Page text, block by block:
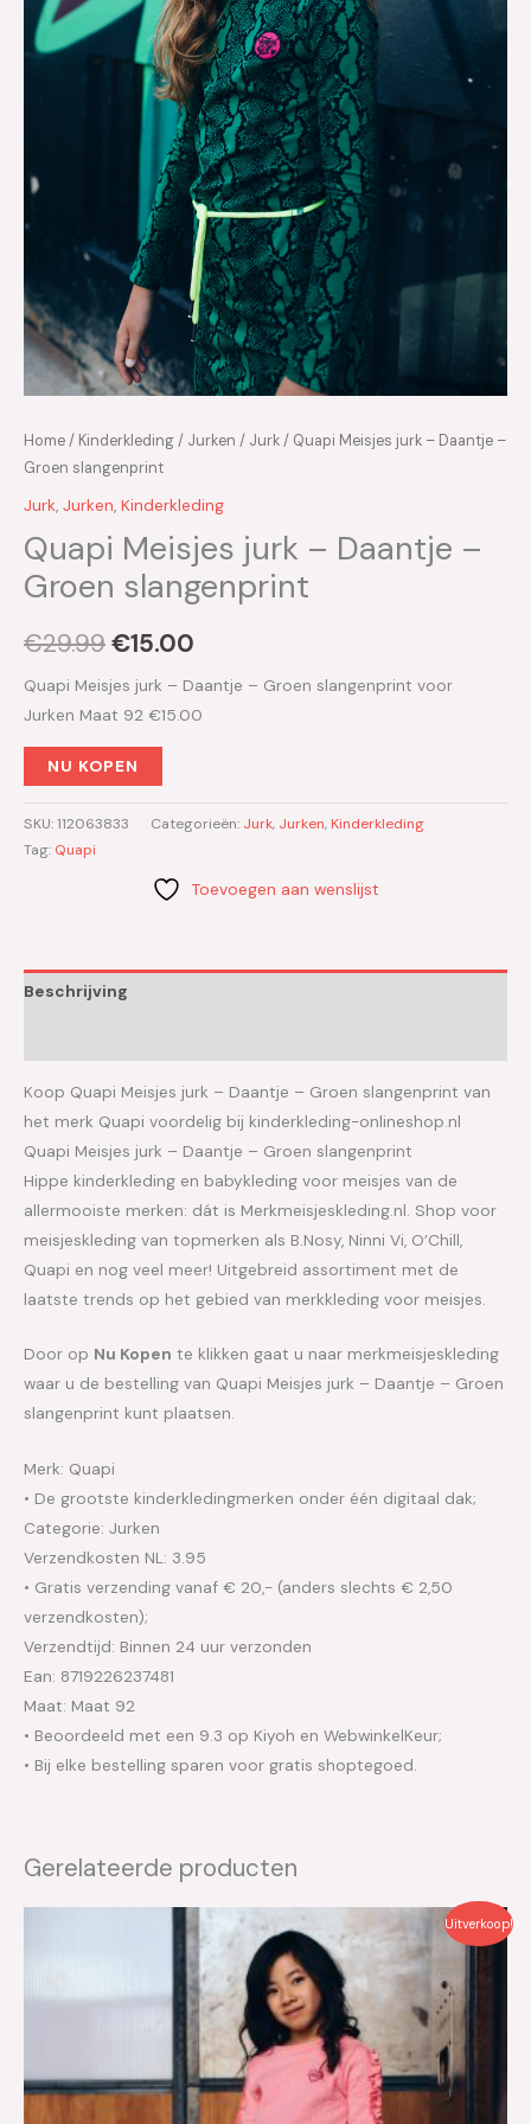
Home/ Kinderkleding/ Jurken / Jurk/ Quapi Meisjes jurk – Daantje –
Groen slangenprint
Jurk, Jurken, Kinderkleding
Quapi Meisjes jurk – Daantje –
Groen slangenprint
€29.99€15.00
Quapi Meisjes jurk – Daantje – Groen slangenprint voor
Jurken Maat 92 €15.00
NU KOPEN
SKU:112063833 Categorieën: Jurk, Jurken, Kinderkleding
Tag: Quapi
Toevoegen aan wenslijst
Beschrijving
Koop Quapi Meisjes jurk – Daantje – Groen slangenprint van
het merk Quapi voordelig bij kinderkleding-onlineshop.nl
Quapi Meisjes jurk – Daantje – Groen slangenprint
Hippe kinderkleding en babykleding voor meisjes van de
allermooiste merken: dát is Merkmeisjeskleding.nl. Shop voor
meisjeskleding van topmerken als B.Nosy, Ninni Vi, O’Chill,
Quapi en nog veel meer! Uitgebreid assortiment met de
laatste trends op het gebied van merkkleding voor meisjes.
Door op Nu Kopen te klikken gaat u naar merkmeisjeskleding
waar u de bestelling van Quapi Meisjes jurk – Daantje – Groen
slangenprint kunt plaatsen.
Merk: Quapi
• De grootste kinderkledingmerken onder één digitaal dak;
Categorie: Jurken
Verzendkosten NL: 3.95
• Gratis verzending vanaf € 20,- (anders slechts € 2,50
verzendkosten);
Verzendtijd: Binnen 24 uur verzonden
Ean: 8719226237481
Maat: Maat 92
• Beoordeeld met een 9.3 op Kiyoh en WebwinkelKeur;
• Bij elke bestelling sparen voor gratis shoptegoed.
Gerelateerde producten
Uitverkoop!